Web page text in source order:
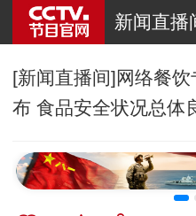
新闻直播
[新闻直播间]网络餐
布 食品安全状况总体